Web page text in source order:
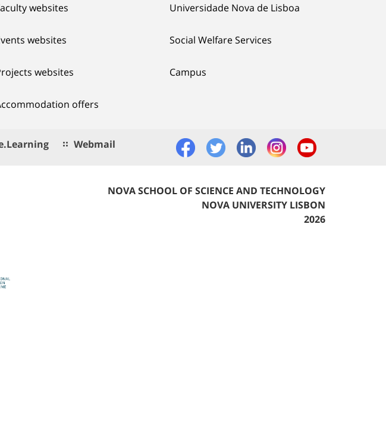
websites
websites
websites
offers
Universidade Nova de Lisboa
Social Welfare Services
Campus
Webmail
NOVA SCHOOL OF SCIENCE AND TECHNOLOGY
NOVA UNIVERSITY LISBON
2026